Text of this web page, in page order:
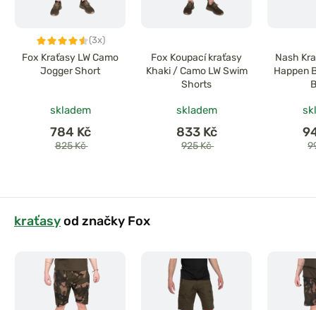
(3x)
Fox Kraťasy LW Camo
Jogger Short
skladem
784 Kč
825 Kč
Fox Koupací kraťasy
Khaki / Camo LW Swim
Shorts
skladem
833 Kč
925 Kč
Nash
Happen
kraťasyod značky Fox